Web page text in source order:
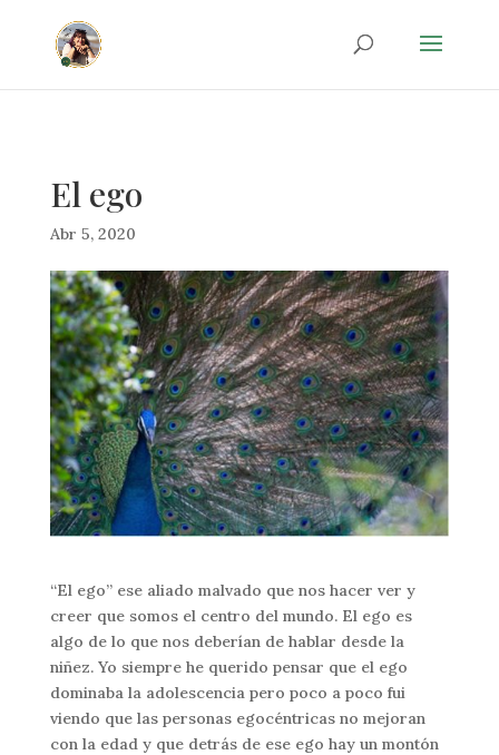
El ego
Abr 5, 2020
“El ego” ese aliado malvado que nos hacer ver y
creer que somos el centro del mundo. El ego es
algo de lo que nos deberían de hablar desde la
niñez. Yo siempre he querido pensar que el ego
dominaba la adolescencia pero poco a poco fui
viendo que las personas egocéntricas no mejoran
con la edad y que detrás de ese ego hay un montón